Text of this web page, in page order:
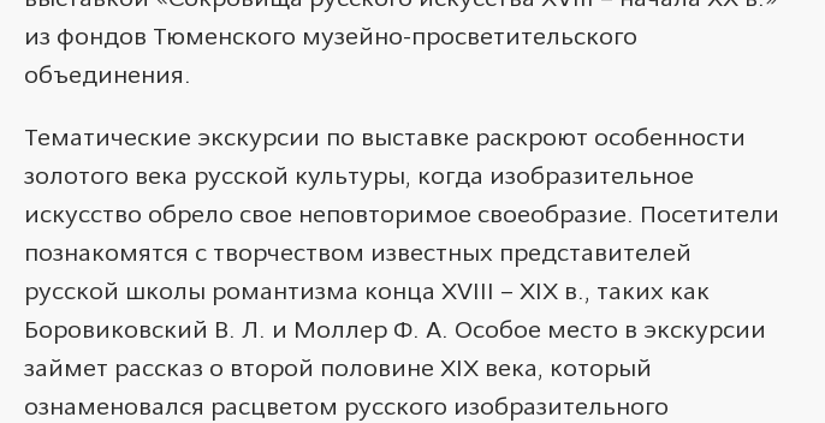
из фондов Тюменского музейно-просветительского
объединения.
Тематические экскурсии по выставке раскроют особенности
золотого века русской культуры, когда изобразительное
искусство обрело свое неповторимое своеобразие. Посетители
познакомятся с творчеством известных представителей
русской школы романтизма конца XVIII – XIX в., таких как
Боровиковский В. Л. и Моллер Ф. А. Особое место в экскурсии
займет рассказ о второй половине XIX века, который
ознаменовался расцветом русского изобразительного